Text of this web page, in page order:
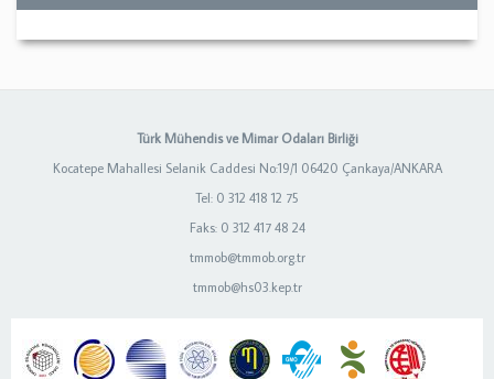
Türk Mühendis ve Mimar Odaları Birliği
Kocatepe Mahallesi Selanik Caddesi No:19/1 06420 Çankaya/ANKARA
Tel: 0 312 418 12 75
Faks: 0 312 417 48 24
tmmob@tmmob.org.tr
tmmob@hs03.kep.tr